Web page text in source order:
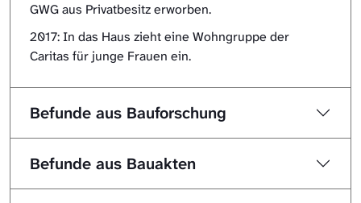
GWG aus Privatbesitz erworben.
2017: In das Haus zieht eine Wohngruppe der
Caritas für junge Frauen ein.
Befunde aus Bauforschung
Befunde aus Bauakten